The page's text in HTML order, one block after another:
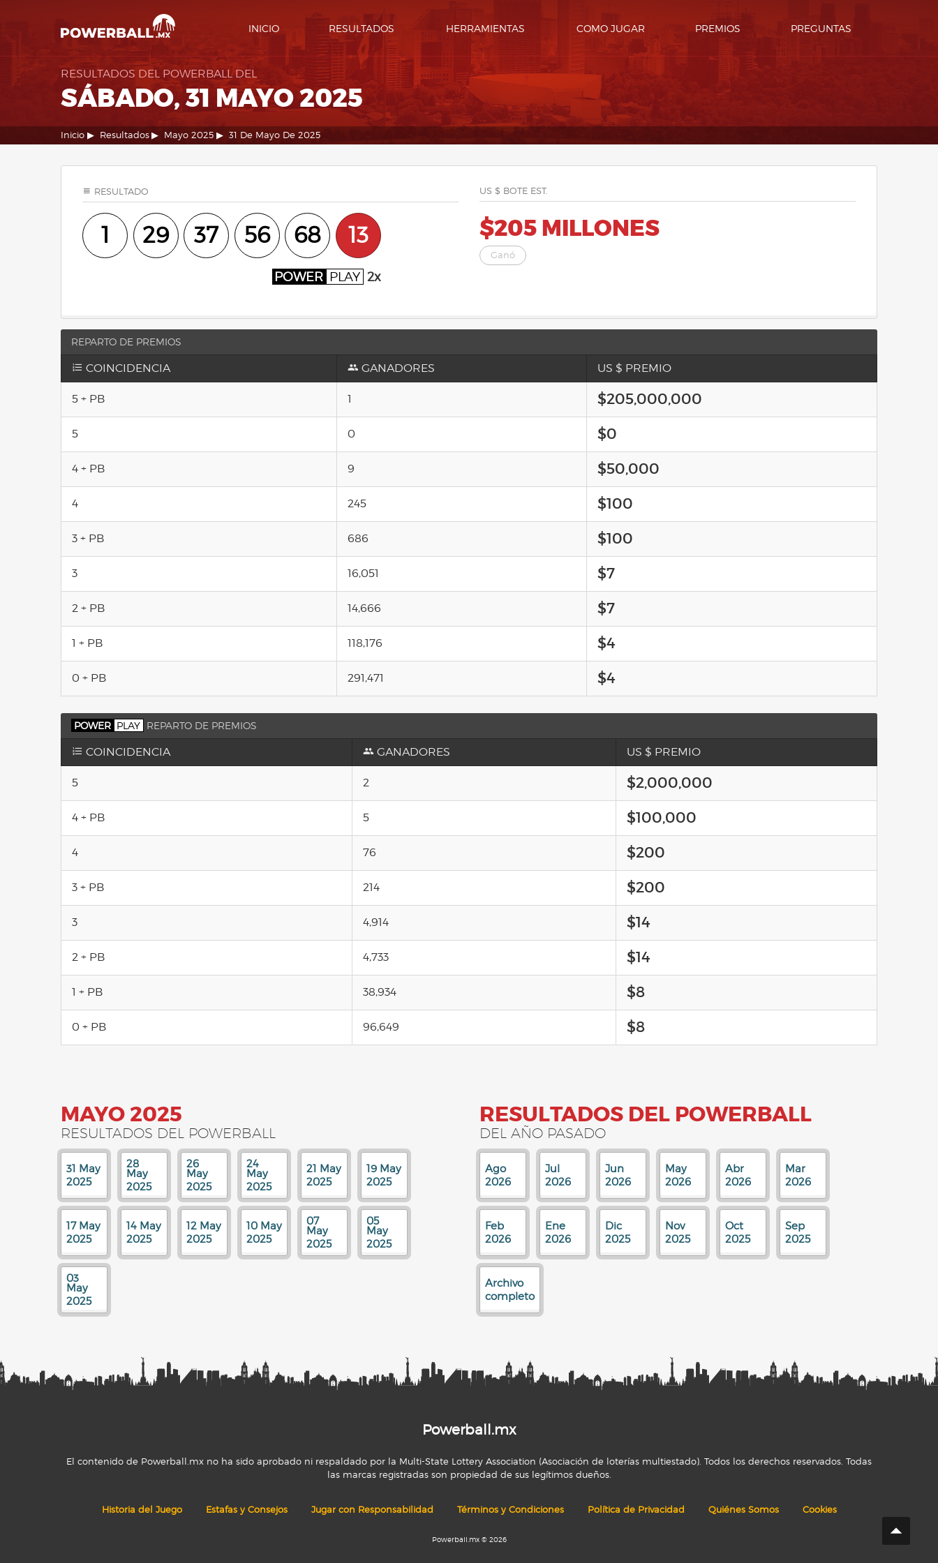
INICIO RESULTADOS HERRAMIENTAS COMO JUGAR PREMIOS PREGUNTAS
RESULTADOS DEL POWERBALL DEL
SÁBADO, 31 MAYO 2025
Inicio Resultados Mayo 2025 31 De Mayo De 2025
RESULTADO
1 29 37 56 68 13
POWER PLAY 2x
US $ BOTE EST.
$205 MILLONES
Ganó
REPARTO DE PREMIOS
COINCIDENCIA GANADORES US $ PREMIO
5 + PB 1 $205,000,000
5 0 $0
4 + PB 9 $50,000
4 245 $100
3 + PB 686 $100
3 16,051 $7
2 + PB 14,666 $7
1 + PB 118,176 $4
0 + PB 291,471 $4
POWER PLAY REPARTO DE PREMIOS
COINCIDENCIA GANADORES US $ PREMIO
5 2 $2,000,000
4 + PB 5 $100,000
4 76 $200
3 + PB 214 $200
3 4,914 $14
2 + PB 4,733 $14
1 + PB 38,934 $8
0 + PB 96,649 $8
MAYO 2025
RESULTADOS DEL POWERBALL
31 May
2025
28
May
2025
26
May
2025
24
May
2025
21 May
2025
19 May
2025
17 May
2025
14 May
2025
12 May
2025
10 May
2025
07
May
2025
05
May
2025
03
May
2025
RESULTADOS DEL POWERBALL
DEL AÑO PASADO
Ago
2026
Jul
2026
Jun
2026
May
2026
Abr
2026
Mar
2026
Feb
2026
Ene
2026
Dic
2025
Nov
2025
Oct
2025
Sep
2025
Archivo
completo
Powerball.mx
El contenido de Powerball.mx no ha sido aprobado ni respaldado por la Multi-State Lottery Association (Asociación de loterías multiestado). Todos los derechos reservados. Todas
las marcas registradas son propiedad de sus legítimos dueños.
Historia del Juego Estafas y Consejos Jugar con Responsabilidad Términos y Condiciones Política de Privacidad Quiénes Somos Cookies
Powerball.mx © 2026